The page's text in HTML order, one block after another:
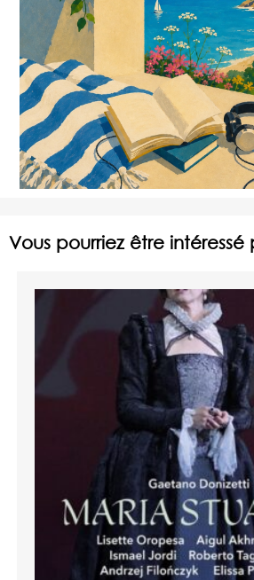
Vous pourriez être intéressé